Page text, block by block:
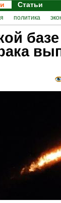
Статьи
политика